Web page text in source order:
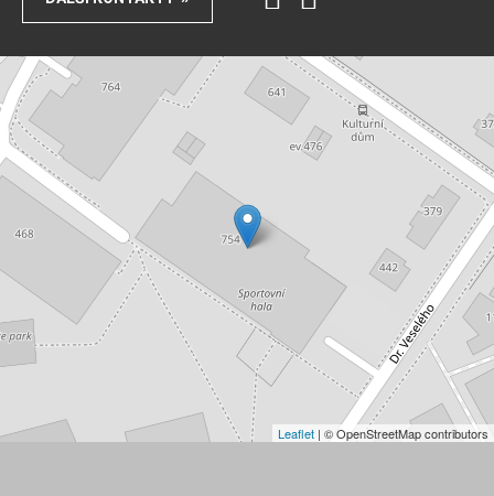
Leaflet | © OpenStreetMap contributors